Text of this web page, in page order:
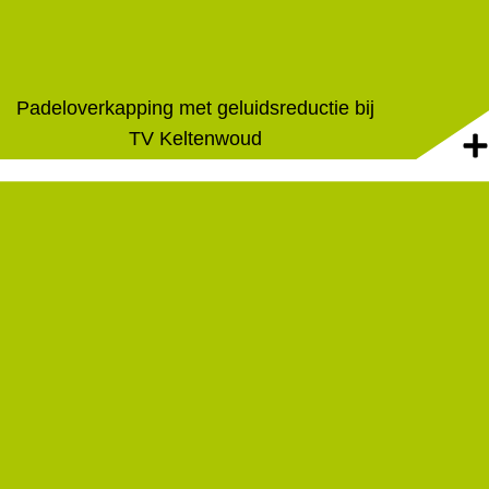
Padeloverkapping met geluidsreductie bij
TV Keltenwoud